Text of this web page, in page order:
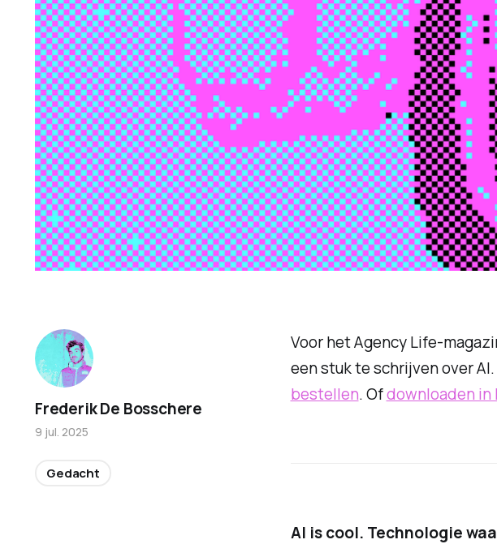
Voor het Agency Life-
een stuk te schrijven over
bestellen. Ofdownloaden in
AI is cool. Technologie
Frederik De Bosschere
9 jul. 2025
Gedacht